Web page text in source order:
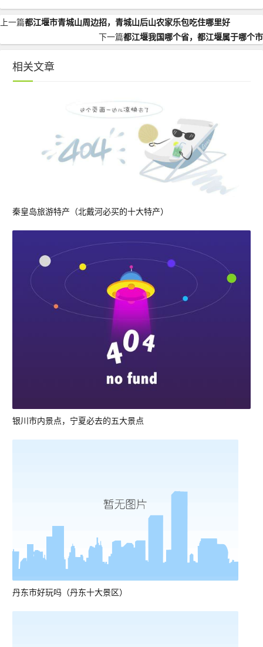
上一篇都江堰市青城山周边招，青城山后山农家乐包吃住哪里好
下一篇都江堰我国哪个省，都江堰属于哪个市
相关文章
秦皇岛旅游特产（北戴河必买的十大特产）
银川市内景点，宁夏必去的五大景点
丹东市好玩吗（丹东十大景区）